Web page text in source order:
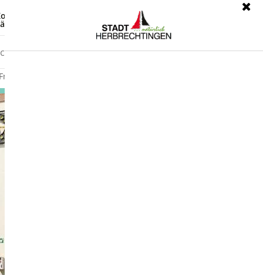
Leichte Sprache